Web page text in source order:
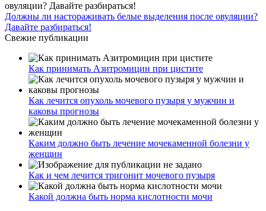
Должны ли настораживать белые выделения после овуляции?
Давайте разбираться!
Свежие публикации
Как принимать Азитромицин при цистите
Как лечится опухоль мочевого пузыря у мужчин и
каковы прогнозы
Каким должно быть лечение мочекаменной болезни у
женщин
Как и чем лечится тригонит мочевого пузыря
Какой должна быть норма кислотности мочи